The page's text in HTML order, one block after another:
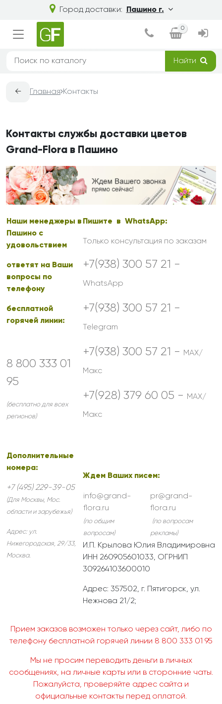
Город доставки: Пашино г.
0
Найти
← Главная Контакты
Контакты службы доставки цветов
Grand-Flora в Пашино
Наши менеджеры в
Пашино с
удовольствием
ответят на Ваши
вопросы по
телефону
бесплатной
горячей линии:
8 800 333 01
95
(бесплатно для всех
регионов)
Дополнительные
номера:
+7 (495) 229-39-05
(Для Москвы, Мос.
области и зарубежья)
Адрес: ул.
Нижегородская, 29/33,
Москва.
Пишите в WhatsApp:
Только консультация по заказам
+7(938) 300 57 21 -
WhatsApp
+7(938) 300 57 21 -
Telegram
+7(938) 300 57 21 - MAX/
Макс
+7(928) 379 60 05 - MAX/
Макс
Ждем Ваших писем:
info@grand-
flora.ru
pr@grand-
flora.ru
(по общим
вопросам)
(по вопросам
рекламы)
И.П. Крылова Юлия Владимировна
ИНН 260905601033, ОГРНИП
309264103600010
Адрес: 357502, г. Пятигорск, ул.
Нежнова 21/2;
Прием заказов возможен только через сайт, либо по
телефону бесплатной горячей линии 8 800 333 01 95
Мы не просим переводить деньги в личных
сообщениях, на личные карты или в сторонние чаты.
Пожалуйста, проверяйте адрес сайта и
официальные контакты перед оплатой.